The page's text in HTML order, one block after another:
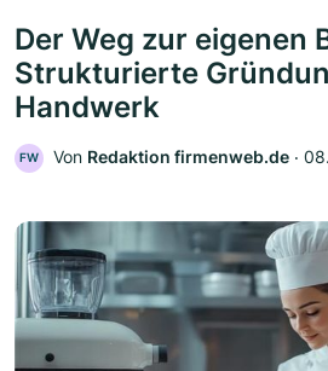
Der Weg zur eigenen
Strukturierte
Handwerk
FW Von Redaktion firmenweb.de ‧